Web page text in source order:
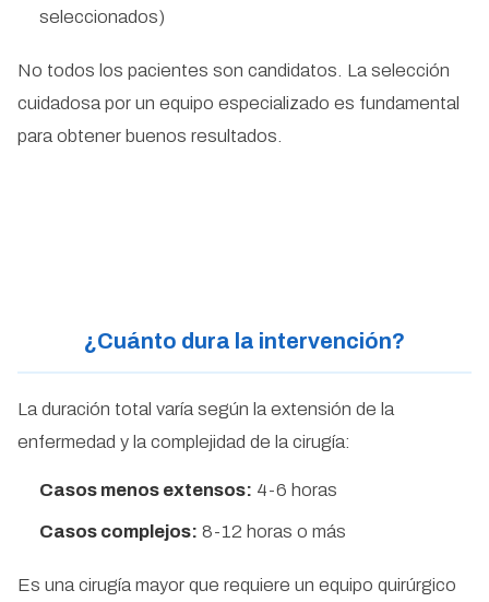
seleccionados)
No todos los pacientes son candidatos. La selección
cuidadosa por un equipo especializado es fundamental
para obtener buenos resultados.
¿Cuánto dura la intervención?
La duración total varía según la extensión de la
enfermedad y la complejidad de la cirugía:
Casos menos extensos: 4-6 horas
Casos complejos: 8-12 horas o más
Es una cirugía mayor que requiere un equipo quirúrgico